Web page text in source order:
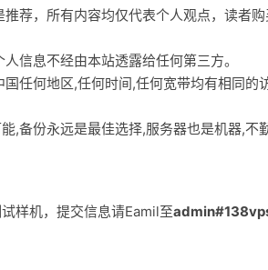
荐，所有内容均仅代表个人观点，读者
信息不经由本站透露给任何第三方。
任何地区,任何时间,任何宽带均有相同
,备份永远是最佳选择,服务器也是机器,不
样机，提交信息请Eamil至